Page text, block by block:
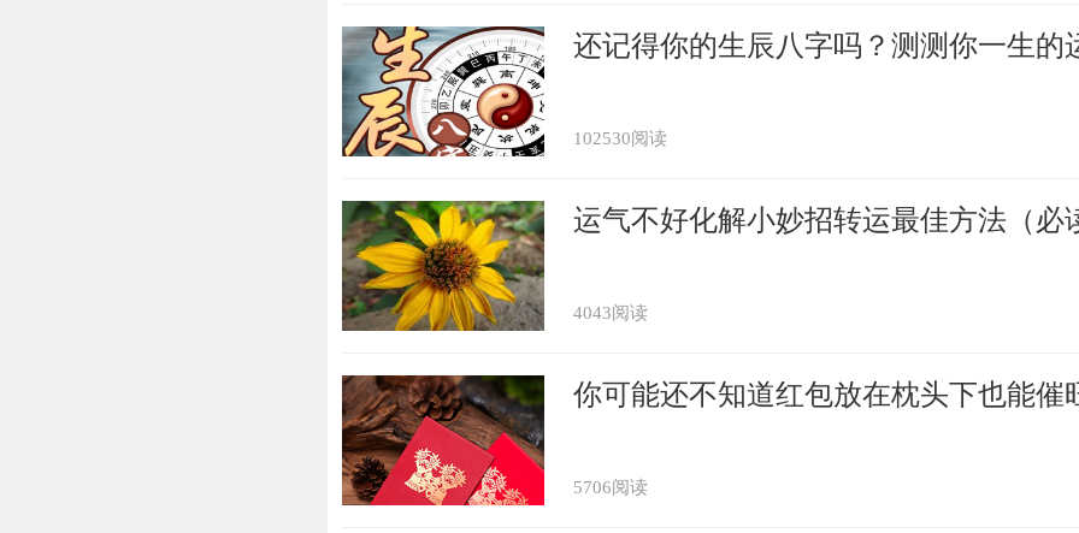
商人梦见失眠，生意会兴旺，广纳财源。
周公股市
梦见睡在壁橱里，股市暗示主力股票会跌价。
还记得你的生辰八字吗？测测你一生的
102530阅读
运气不好化解小妙招转运最佳方法（必
4043阅读
你可能还不知道红包放在枕头下也能催
5706阅读